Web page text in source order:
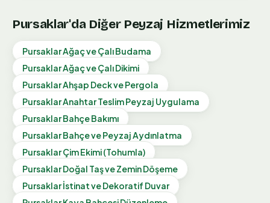
Pursaklar'da Diğer Peyzaj Hizmetlerimiz
PursaklarAğaç ve Çalı Budama
PursaklarAğaç ve Çalı Dikimi
PursaklarAhşap Deck ve Pergola
PursaklarAnahtar Teslim Peyzaj Uygulama
PursaklarBahçe Bakımı
PursaklarBahçe ve Peyzaj Aydınlatma
PursaklarÇim Ekimi (Tohumla)
PursaklarDoğal Taş ve Zemin Döşeme
Pursaklarİstinat ve Dekoratif Duvar